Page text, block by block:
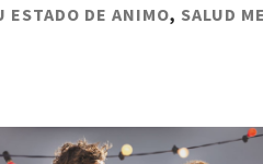
ESTADO DE ANIMO, SALUD